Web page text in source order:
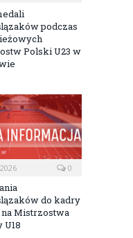
podczas
Polski U23 w
0
do kadry
Mistrzostwa
U18